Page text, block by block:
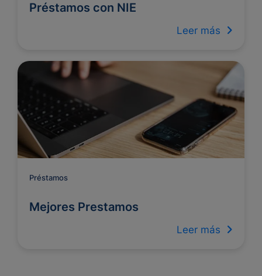
Préstamos con NIE
Leer más
Préstamos
Mejores Prestamos
Leer más